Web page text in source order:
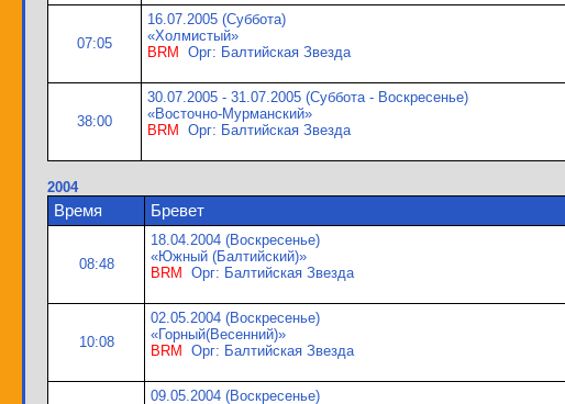
07:05
16.07.2005 (Суббота)
«Холмистый»
BRM
Орг: Балтийская Звезда
38:00
30.07.2005 - 31.07.2005 (Суббота - Воскресенье)
«Восточно-Мурманский»
BRM
Орг: Балтийская Звезда
2004
Время Бревет
08:48
18.04.2004 (Воскресенье)
«Южный (Балтийский)»
BRM
Орг: Балтийская Звезда
10:08
02.05.2004 (Воскресенье)
«Горный(Весенний)»
BRM
Орг: Балтийская Звезда
09.05.2004 (Воскресенье)